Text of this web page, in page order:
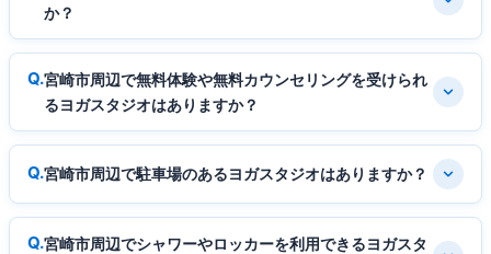
か？
宮崎市周辺で無料体験や無料カウンセリングを受けられ
るヨガスタジオはありますか？
宮崎市周辺で駐車場のあるヨガスタジオはありますか？
宮崎市周辺でシャワーやロッカーを利用できるヨガスタ